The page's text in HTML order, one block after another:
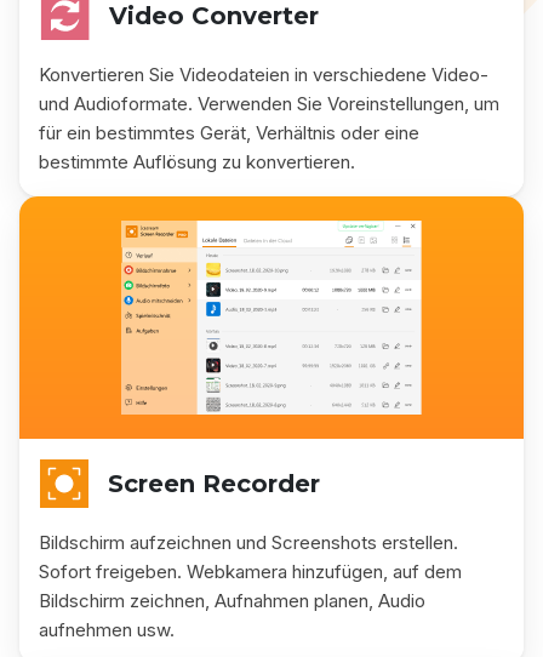
Video Converter
Konvertieren Sie Videodateien in verschiedene Video-
und Audioformate. Verwenden Sie Voreinstellungen, um
für ein bestimmtes Gerät, Verhältnis oder eine
bestimmte Auflösung zu konvertieren.
Screen Recorder
Bildschirm aufzeichnen und Screenshots erstellen.
Sofort freigeben. Webkamera hinzufügen, auf dem
Bildschirm zeichnen, Aufnahmen planen, Audio
aufnehmen usw.